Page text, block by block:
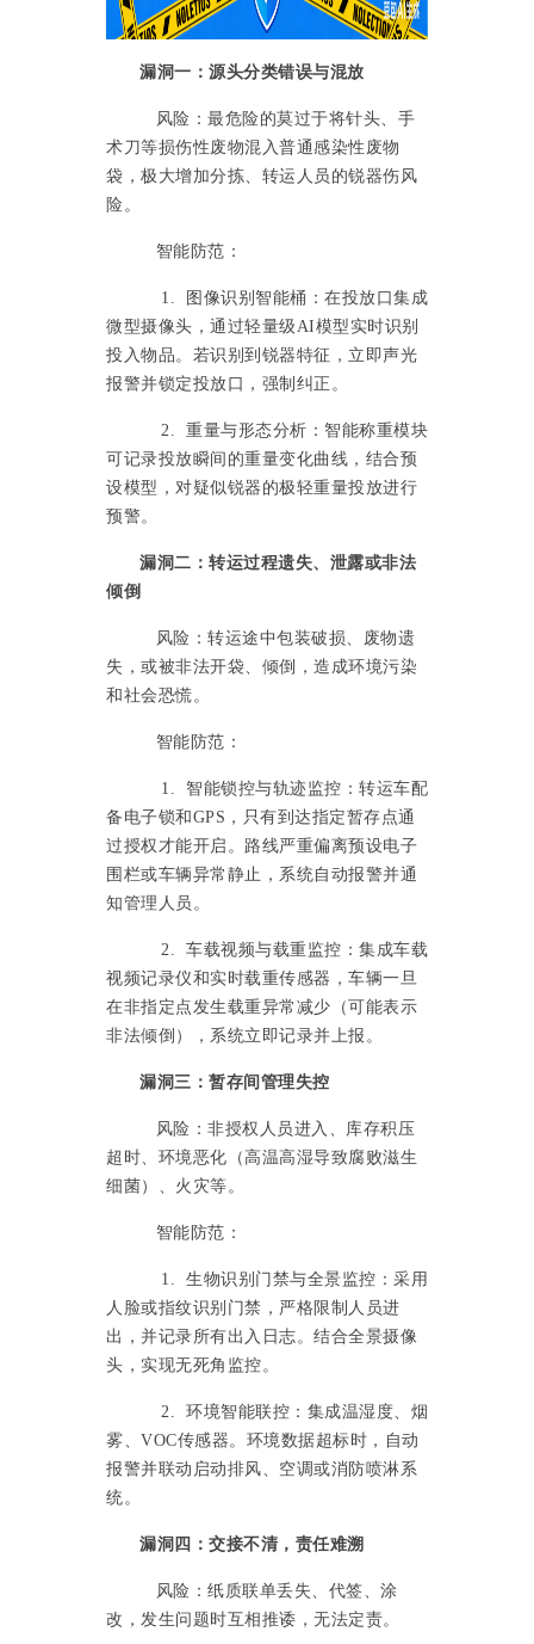
漏洞一：源头分类错误与混放
风险：最危险的莫过于将针头、手
术刀等损伤性废物混入普通感染性废物
袋，极大增加分拣、转运人员的锐器伤风
险。
智能防范：
1. 图像识别智能桶：在投放口集成
微型摄像头，通过轻量级AI模型实时识别
投入物品。若识别到锐器特征，立即声光
报警并锁定投放口，强制纠正。
2. 重量与形态分析：智能称重模块
可记录投放瞬间的重量变化曲线，结合预
设模型，对疑似锐器的极轻重量投放进行
预警。
漏洞二：转运过程遗失、泄露或非法
倾倒
风险：转运途中包装破损、废物遗
失，或被非法开袋、倾倒，造成环境污染
和社会恐慌。
智能防范：
1. 智能锁控与轨迹监控：转运车配
备电子锁和GPS，只有到达指定暂存点通
过授权才能开启。路线严重偏离预设电子
围栏或车辆异常静止，系统自动报警并通
知管理人员。
2. 车载视频与载重监控：集成车载
视频记录仪和实时载重传感器，车辆一旦
在非指定点发生载重异常减少（可能表示
非法倾倒），系统立即记录并上报。
漏洞三：暂存间管理失控
风险：非授权人员进入、库存积压
超时、环境恶化（高温高湿导致腐败滋生
细菌）、火灾等。
智能防范：
1. 生物识别门禁与全景监控：采用
人脸或指纹识别门禁，严格限制人员进
出，并记录所有出入日志。结合全景摄像
头，实现无死角监控。
2. 环境智能联控：集成温湿度、烟
雾、VOC传感器。环境数据超标时，自动
报警并联动启动排风、空调或消防喷淋系
统。
漏洞四：交接不清，责任难溯
风险：纸质联单丢失、代签、涂
改，发生问题时互相推诿，无法定责。